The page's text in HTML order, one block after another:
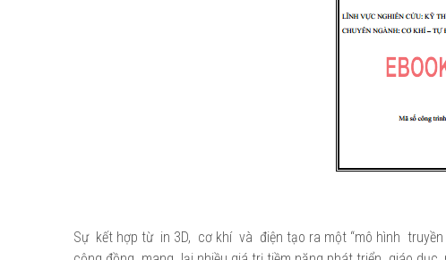
Sự kết hợp từ in 3D, cơ khí và điện tạo ra một “mô hình